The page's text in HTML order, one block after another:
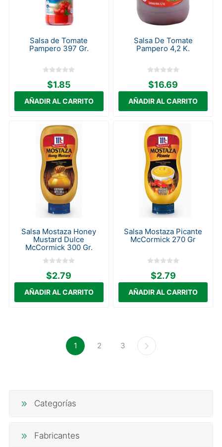
Salsa de Tomate
Pampero 397 Gr.
$1.85
Salsa De Tomate
Pampero 4,2 K.
$16.69
Salsa Mostaza Honey
Mustard Dulce
McCormick 300 Gr.
$2.79
Salsa Mostaza Picante
McCormick 270 Gr
$2.79
1 2 3
Categorías
Fabricantes